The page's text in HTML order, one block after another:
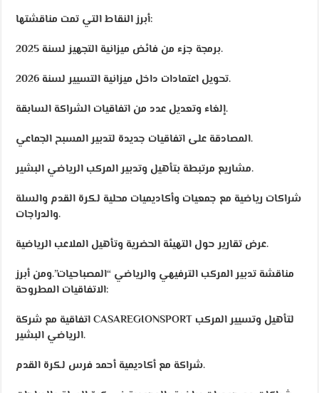
أبرز النقاط التي تمت مناقشتها:
برمجة جزء من فائض ميزانية التجهيز لسنة 2025.
تحويل اعتمادات داخل ميزانية التسيير لسنة 2026.
إلغاء وتعديل عدد من اتفاقيات الشراكة السابقة.
المصادقة على اتفاقيات جديدة لتدبير المسبح الجماعي.
مشاريع مرتبطة بتأهيل وتدبير المركب الرياضي البشير.
شراكات رياضية مع جمعيات وأكاديميات محلية لكرة القدم والسلة
والدراجات.
عرض تقارير حول التهيئة الحضرية وتأهيل الملاعب الرياضية.
مناقشة تدبير المركب الترفيهي والرياضي “المصباحيات”.ومن أبرز
الاتفاقيات المطروحة:
اتفاقية مع شركة CASAREGIONSPORT لتأهيل وتسيير المركب
الرياضي البشير.
شراكة مع أكاديمية أحمد فرس لكرة القدم.